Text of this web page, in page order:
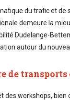
du trafic et de
demeure la
Dudelange-
autour du
de
des workshops,